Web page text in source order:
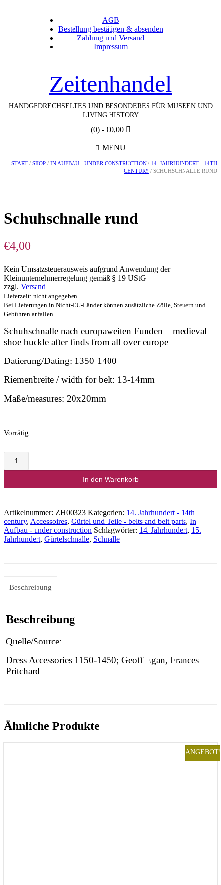
AGB
Bestellung bestätigen & absenden
Zahlung und Versand
Impressum
Zeitenhandel
HANDGEDRECHSELTES UND BESONDERES FÜR MUSEEN UND
LIVING HISTORY
(0)- €0,00
MENU
START / SHOP / IN AUFBAU - UNDER CONSTRUCTION / 14. JAHRHUNDERT - 14TH
CENTURY / SCHUHSCHNALLE RUND
Schuhschnalle rund
€4,00
Kein Umsatzsteuerausweis aufgrund Anwendung der
Kleinunternehmerregelung gemäß § 19 UStG.
zzgl. Versand
Lieferzeit: nicht angegeben
Bei Lieferungen in Nicht-EU-Länder können zusätzliche Zölle, Steuern und
Gebühren anfallen.
Schuhschnalle nach europaweiten Funden – medieval
shoe buckle after finds from all over europe
Datierung/Dating: 1350-1400
Riemenbreite / width for belt: 13-14mm
Maße/measures: 20x20mm
Vorrätig
rund
Menge
In den Warenkorb
Artikelnummer: ZH00323 Kategorien: 14. Jahrhundert - 14th
century, Accessoires, Gürtel und Teile - belts and belt parts, In
Aufbau - under construction Schlagwörter: 14. Jahrhundert, 15.
Jahrhundert, Gürtelschnalle, Schnalle
Beschreibung
Beschreibung
Quelle/Source:
Dress Accessories 1150-1450; Geoff Egan, Frances
Pritchard
Ähnliche Produkte
ANGEBOT!